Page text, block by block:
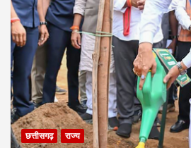
छत्तीसगढ़ राज्य